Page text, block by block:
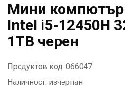
Мини компютър
Intel i5-12450H
1TB черен
Продуктов код: 066047
Наличност: изчерпан